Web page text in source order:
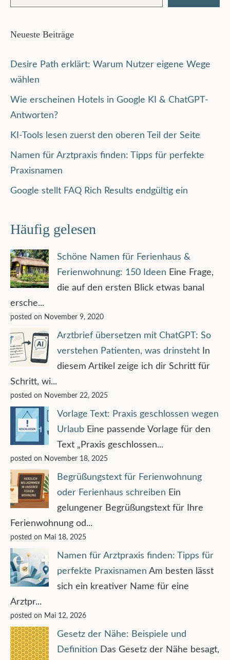
Neueste Beiträge
Desire Path erklärt: Warum Nutzer eigene Wege
wählen
Wie erscheinen Hotels in Google KI & ChatGPT-
Antworten?
KI-Tools lesen zuerst den oberen Teil der Seite
Namen für Arztpraxis finden: Tipps für perfekte
Praxisnamen
Google stellt FAQ Rich Results endgültig ein
Häufig gelesen
Schöne Namen für Ferienhaus &
Ferienwohnung: 150 Ideen Eine Frage,
die auf den ersten Blick etwas banal
ersche...
posted on November 9, 2020
Arztbrief übersetzen mit ChatGPT: So
verstehen Patienten, was drinsteht
In
diesem Artikel zeige ich dir Schritt für
Schritt, wi...
posted on November 22, 2025
Vorlage Text: Praxis geschlossen wegen
Urlaub Eine passende Vorlage für den
Text „Praxis geschlossen...
posted on November 18, 2025
Begrüßungstext für Ferienwohnung
oder Ferienhaus schreiben Ein
gelungener Begrüßungstext für Ihre
Ferienwohnung od...
posted on Mai 18, 2025
Namen für Arztpraxis finden: Tipps für
perfekte Praxisnamen Am besten lässt
sich ein kreativer Name für eine
Arztpr...
posted on Mai 12, 2026
Gesetz der Nähe: Beispiele und
Definition Das Gesetz der Nähe besagt,